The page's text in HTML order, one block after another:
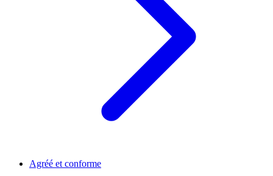
Agréé et conforme